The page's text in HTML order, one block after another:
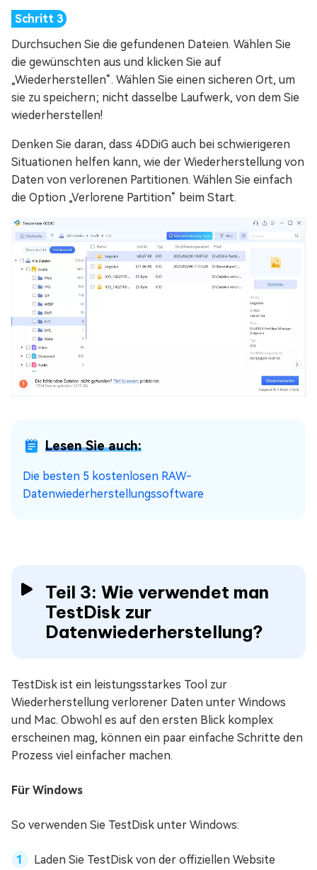
Durchsuchen Sie die gefundenen Dateien. Wählen Sie
die gewünschten aus und klicken Sie auf
„Wiederherstellen“. Wählen Sie einen sicheren Ort, um
sie zu speichern; nicht dasselbe Laufwerk, von dem Sie
wiederherstellen!
Denken Sie daran, dass 4DDiG auch bei schwierigeren
Situationen helfen kann, wie der Wiederherstellung von
Daten von verlorenen Partitionen. Wählen Sie einfach
die Option „Verlorene Partition“ beim Start.
Lesen Sie auch:
Die besten 5 kostenlosen RAW-
Datenwiederherstellungssoftware
Teil 3: Wie verwendet man
TestDisk zur
Datenwiederherstellung?
TestDisk ist ein leistungsstarkes Tool zur
Wiederherstellung verlorener Daten unter Windows
und Mac. Obwohl es auf den ersten Blick komplex
erscheinen mag, können ein paar einfache Schritte den
Prozess viel einfacher machen.
Für Windows
So verwenden Sie TestDisk unter Windows:
Laden Sie TestDisk von der offiziellen Website